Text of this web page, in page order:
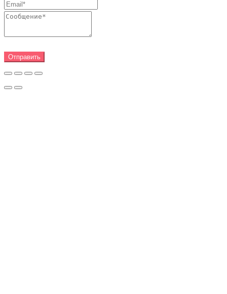
Отправить